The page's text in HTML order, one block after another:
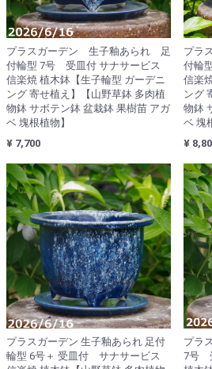
プラスガーデン 生子釉あられ 足
付輪型 7号 受皿付 サナサービス
信楽焼 植木鉢【生子輪型 ガーデニ
ング 寄せ植え】【山野草鉢 多肉植
物鉢 サボテン鉢 盆栽鉢 果樹苗 アガ
ベ 塊根植物】
¥ 7,700
プラ
付輪
信楽
ング
物鉢
ベ 塊
¥
プラスガーデン 生子釉あられ 足付
輪型 6号＋ 受皿付 サナサービス
プラ
7号